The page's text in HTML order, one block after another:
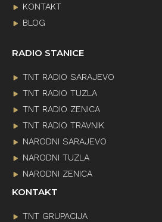
KONTAKT
BLOG
RADIO STANICE
TNT RADIO SARAJEVO
TNT RADIO TUZLA
TNT RADIO ZENICA
TNT RADIO TRAVNIK
NARODNI SARAJEVO
NARODNI TUZLA
NARODNI ZENICA
KONTAKT
TNT GRUPACIJA